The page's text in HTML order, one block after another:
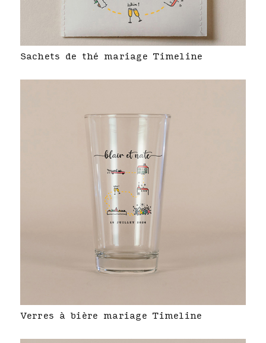
Sachets de thé mariage Timeline
Verres à bière mariage Timeline